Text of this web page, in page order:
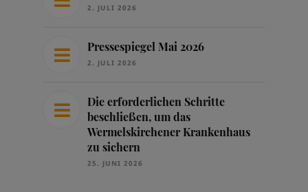
2. JULI 2026
Pressespiegel Mai 2026
2. JULI 2026
Die erforderlichen Schritte
beschließen, um das
Wermelskirchener Krankenhaus
zu sichern
25. JUNI 2026